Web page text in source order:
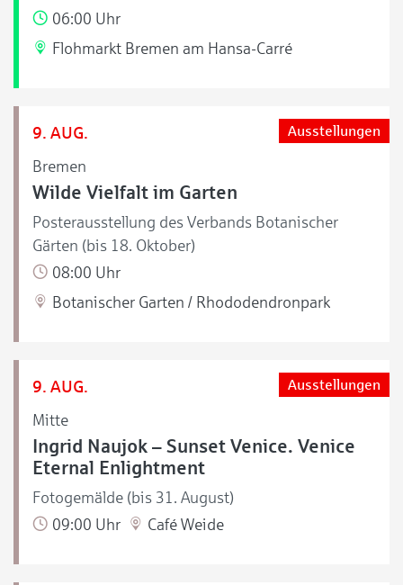
06:00 Uhr
Flohmarkt Bremen am Hansa-Carré
9. AUG.
Bremen
Ausstellungen
Wilde Vielfalt im Garten
Posterausstellung des Verbands Botanischer
Gärten (bis 18. Oktober)
08:00 Uhr
Botanischer Garten / Rhododendronpark
9. AUG.
Mitte
Ausstellungen
Ingrid Naujok – Sunset Venice. Venice
Eternal Enlightment
Fotogemälde (bis 31. August)
09:00 Uhr
Café Weide